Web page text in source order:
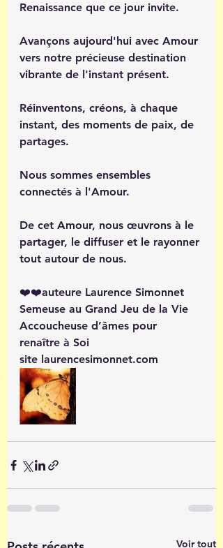
Renaissance que ce jour invite.
Avançons aujourd'hui avec Amour
vers notre précieuse destination
vibrante de l'instant présent.
Réinventons, créons, à chaque
instant, des moments de paix, de
partages.
Nous sommes ensembles
connectés à l'Amour.
De cet Amour, nous œuvrons à le
partager, le diffuser et le rayonner
tout autour de nous.
❤️❤️auteure Laurence Simonnet
Semeuse au Grand Jeu de la Vie
Accoucheuse d’âmes pour
renaître à Soi
site laurencesimonnet.com
Voir tout